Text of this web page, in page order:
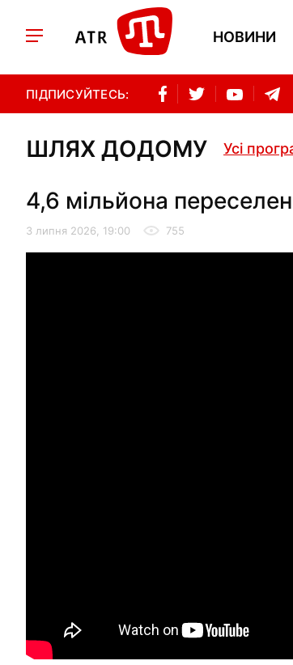
НОВИНИ
ПІДПИСУЙТЕСЬ:
ШЛЯХ ДОДОМУ Усі
4,6 мільйона
3 липня 2026, 19:00 755